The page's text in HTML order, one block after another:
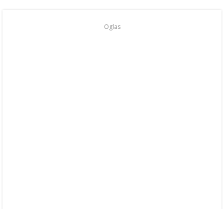
Oglas